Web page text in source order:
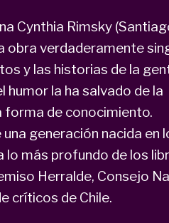
Cynthia Rimsky
obra verdaderamente
y las historias de la
humor la ha salvado de la
forma de conocimiento.
generación nacida en
más profundo de los
Herralde, Consejo
críticos de Chile.